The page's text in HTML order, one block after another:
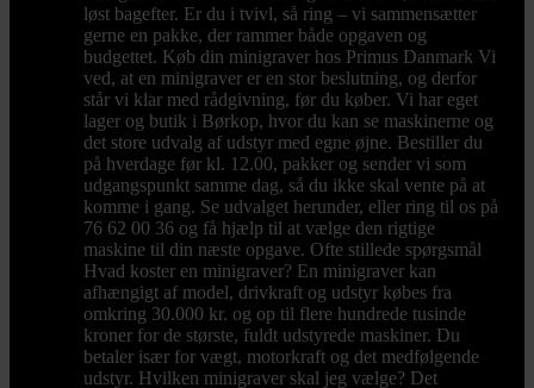
løst bagefter. Er du i tvivl, så ring – vi sammensætter
gerne en pakke, der rammer både opgaven og
budgettet. Køb din minigraver hos Primus Danmark Vi
ved, at en minigraver er en stor beslutning, og derfor
står vi klar med rådgivning, før du køber. Vi har eget
lager og butik i Børkop, hvor du kan se maskinerne og
det store udvalg af udstyr med egne øjne. Bestiller du
på hverdage før kl. 12.00, pakker og sender vi som
udgangspunkt samme dag, så du ikke skal vente på at
komme i gang. Se udvalget herunder, eller ring til os på
76 62 00 36 og få hjælp til at vælge den rigtige
maskine til din næste opgave. Ofte stillede spørgsmål
Hvad koster en minigraver? En minigraver kan
afhængigt af model, drivkraft og udstyr købes fra
omkring 30.000 kr. og op til flere hundrede tusinde
kroner for de største, fuldt udstyrede maskiner. Du
betaler især for vægt, motorkraft og det medfølgende
udstyr. Hvilken minigraver skal jeg vælge? Det